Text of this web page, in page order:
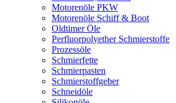
Motorenöle PKW
Motorenöle Schiff & Boot
Oldtimer Öle
Perfluorpolyether Schmierstoffe
Prozessöle
Schmierfette
Schmierpasten
Schmierstoffgeber
Schneidöle